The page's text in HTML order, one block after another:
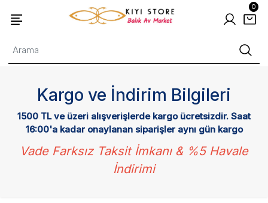
0
Kargo ve İndirim Bilgileri
1500 TL ve üzeri alışverişlerde kargo ücretsizdir. Saat
16:00'a kadar onaylanan siparişler aynı gün kargo
Vade Farksız Taksit İmkanı & %5 Havale
İndirimi